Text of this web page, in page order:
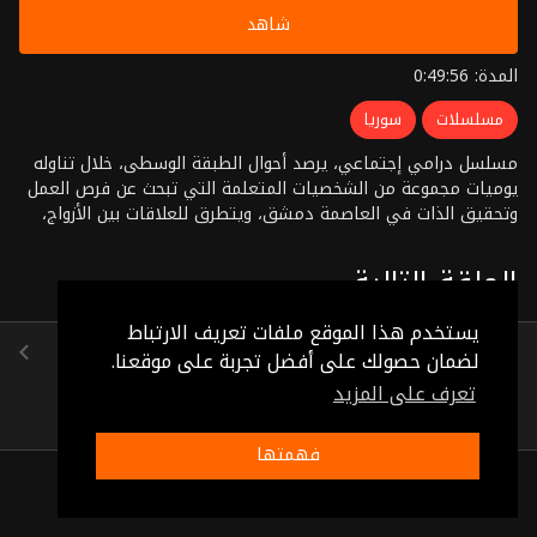
يستخدم هذا الموقع ملفات تعريف الارتباط
لضمان حصولك على أفضل تجربة على موقعنا.
تعرف على المزيد
فهمتها
شاهد
المدة: 0:49:56
مسلسلات سوريا
مسلسل درامي إجتماعي، يرصد أحوال الطبقة الوسطى، خلال تناوله
يوميات مجموعة من الشخصيات المتعلمة التي تبحث عن فرص العمل
وتحقيق الذات في العاصمة دمشق، ويتطرق للعلاقات بين الأزواج،
فواخرجي، سمر سامي، عبد الهادي الصباغ، سلافة معمار، وائل
رمضان، مكسيم خليل إخراج: رشا هشام شربتجي
الحلقة التالية
الحلقة 21
(0:49:57)